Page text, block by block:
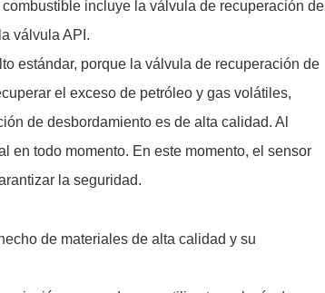
incluye la válvula de recuperación de
válvula API.
estándar, porque la válvula de recuperación de
el exceso de petróleo y gas volátiles,
de desbordamiento es de alta calidad. Al
en todo momento. En este momento, el sensor
la seguridad.
de materiales de alta calidad y su